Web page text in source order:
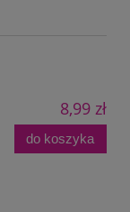
8,99 zł
do koszyka